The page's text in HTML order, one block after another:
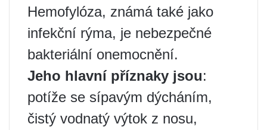
Hemofylóza, známá také jako
infekční rýma, je nebezpečné
bakteriální onemocnění.
Jeho hlavní příznaky jsou:
potíže se sípavým dýcháním,
čistý vodnatý výtok z nosu,